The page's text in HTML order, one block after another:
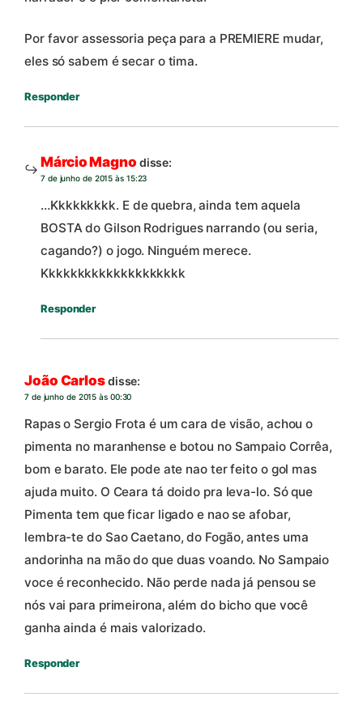
Por favor assessoria peça para a PREMIERE mudar,
eles só sabem é secar o tima.
Responder
Márcio Magno disse:
7 de junho de 2015 às 15:23
…Kkkkkkkkk. E de quebra, ainda tem aquela
BOSTA do Gilson Rodrigues narrando (ou seria,
cagando?) o jogo. Ninguém merece.
Kkkkkkkkkkkkkkkkkkkk
Responder
João Carlosdisse:
7 de junho de 2015 às 00:30
Rapas o Sergio Frota é um cara de visão, achou o
pimenta no maranhense e botou no Sampaio Corrêa,
bom e barato. Ele pode ate nao ter feito o gol mas
ajuda muito. O Ceara tá doido pra leva-lo. Só que
Pimenta tem que ficar ligado e nao se afobar,
lembra-te do Sao Caetano, do Fogão, antes uma
andorinha na mão do que duas voando. No Sampaio
voce é reconhecido. Não perde nada já pensou se
nós vai para primeirona, além do bicho que você
ganha ainda é mais valorizado.
Responder